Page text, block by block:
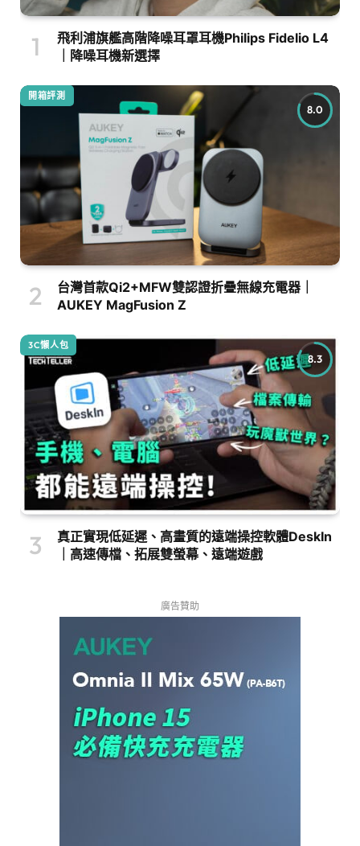
飛利浦旗艦高階降噪耳罩耳機Philips Fidelio L4
｜降噪耳機新選擇
8.0
開箱評測
台灣首款Qi2+MFW雙認證折疊無線充電器｜
AUKEY MagFusion Z
8.3
3C懶人包
真正實現低延遲、高畫質的遠端操控軟體DeskIn
｜高速傳檔、拓展雙螢幕、遠端遊戲
廣告贊助